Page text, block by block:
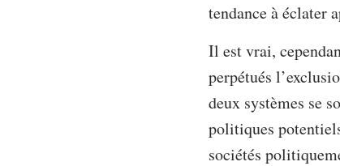
tendance à éclater
Il est vrai,
perpétués
deux systèmes se
politiques
sociétés